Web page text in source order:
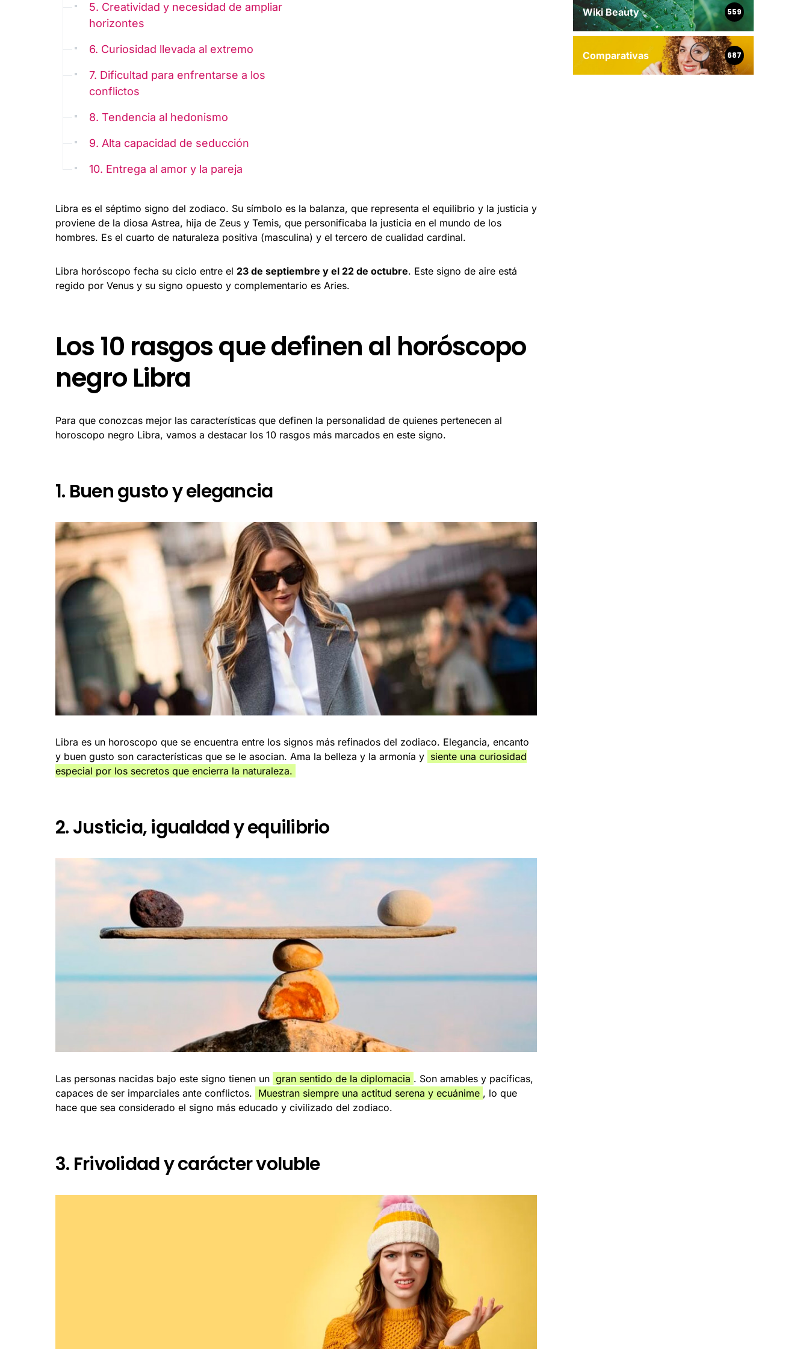
5. Creatividad y necesidad de ampliar
horizontes
6. Curiosidad llevada al extremo
7. Dificultad para enfrentarse a los
conflictos
8. Tendencia al hedonismo
9. Alta capacidad de seducción
10. Entrega al amor y la pareja
Libra es el séptimo signo del zodiaco. Su símbolo es la balanza, que representa el equilibrio y la justicia y
proviene de la diosa Astrea, hija de Zeus y Temis, que personificaba la justicia en el mundo de los
hombres. Es el cuarto de naturaleza positiva (masculina) y el tercero de cualidad cardinal.
Libra horóscopo fecha su ciclo entre el 23 de septiembre y el 22 de octubre. Este signo de aire está
regido por Venus y su signo opuesto y complementario es Aries.
Los 10 rasgos que definen al horóscopo
negro Libra
Para que conozcas mejor las características que definen la personalidad de quienes pertenecen al
horoscopo negro Libra, vamos a destacar los 10 rasgos más marcados en este signo.
1. Buen gusto y elegancia
Libra es un horoscopo que se encuentra entre los signos más refinados del zodiaco. Elegancia, encanto
y buen gusto son características que se le asocian. Ama la belleza y la armonía y siente una curiosidad
especial por los secretos que encierra la naturaleza.
2. Justicia, igualdad y equilibrio
Las personas nacidas bajo este signo tienen un gran sentido de la diplomacia . Son amables y pacíficas,
capaces de ser imparciales ante conflictos. Muestran siempre una actitud serena y ecuánime , lo que
hace que sea considerado el signo más educado y civilizado del zodiaco.
3. Frivolidad y carácter voluble
Wiki Beauty 559
Comparativas 687